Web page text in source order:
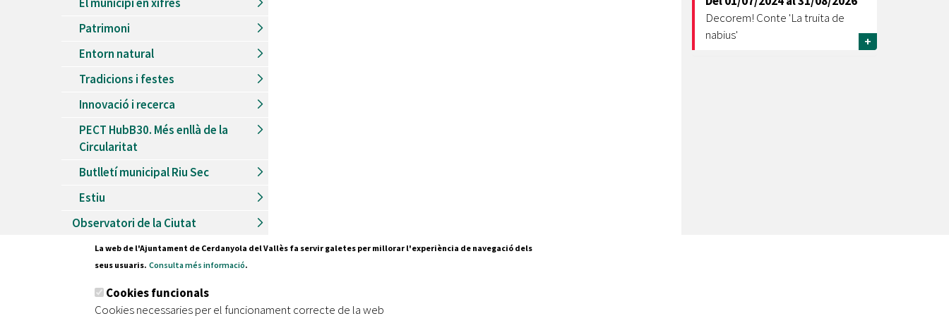
Patrimoni
Entorn natural
Tradicions i festes
Innovació i recerca
PECT HubB30. Més enllà de la
Circularitat
Butlletí municipal Riu Sec
Estiu
Observatori de la Ciutat
Decorem! Conte 'La truita de
nabius'
+
La web de l'Ajuntament de Cerdanyola del Vallès fa servir galetes per millorar l'experiència de navegació dels
seus usuaris. Consulta més informació.
Cookies funcionals
Cookies necessaries per el funcionament correcte de la web